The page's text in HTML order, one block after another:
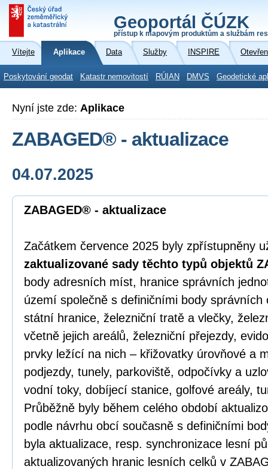
Geoportál ČÚZK
přístup k mapovým produktům a službám
Vítejte Aplikace Data Služby INSPIRE
Poskytování geodat Katastr nemovitostí RÚIAN DMVS Geodetické
Nyní jste zde: Aplikace
ZABAGED® - aktualizace
04.07.2025
ZABAGED® - aktualizace
Začátkem července 2025 byly zpřístupněny
zaktualizované sady těchto typů objektů
body adresních míst, hranice správních
území společně s definičními body správních
státní hranice, železniční tratě a vlečky,
včetně jejich areálů, železniční přejezdy,
prvky ležící na nich – křižovatky úrovňové a
podjezdy, tunely, parkoviště, odpočívky a
vodní toky, dobíjecí stanice, golfové areály,
Průběžně byly během celého období
podle návrhu obcí současně s definičními
byla aktualizace, resp. synchronizace lesní
aktualizovaných hranic lesních celků v